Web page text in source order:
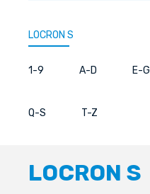
LOCRON S
1-9 A-D E-G
Q-S T-Z
LOCRON S